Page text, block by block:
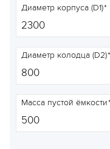
Диаметр корпуса (D1)
Диаметр колодца (D2)
Масса пустой ёмкости